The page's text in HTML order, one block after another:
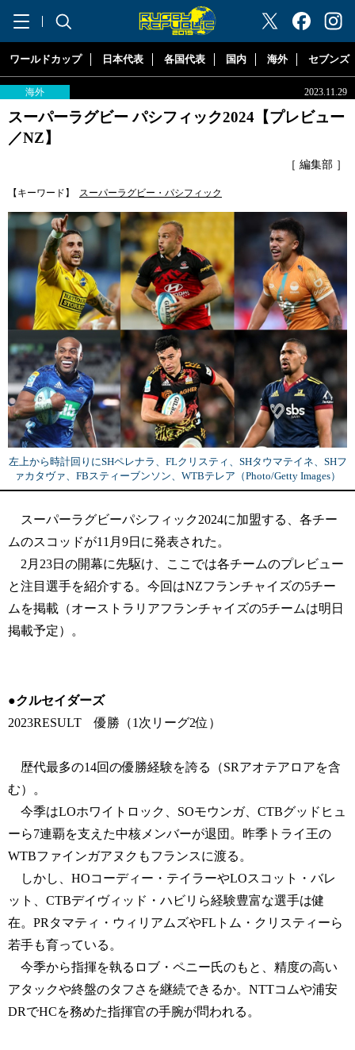
"ラグビーリパブリック"
ワールドカップ 日本代表 各国代表 国内 海外 セブンズ
海外 2023.11.29
スーパーラグビー パシフィック2024【プレビュー
／NZ】
［ 編集部 ］
【キーワード】 スーパーラグビー・パシフィック
左上から時計回りにSHペレナラ、FLクリスティ、SHタウマテイネ、SHフ
ァカタヴァ、FBスティーブンソン、WTBテレア（Photo/Getty Images）
スーパーラグビーパシフィック2024に加盟する、各チー
ムのスコッドが11月9日に発表された。
2月23日の開幕に先駆け、ここでは各チームのプレビュー
と注目選手を紹介する。今回はNZフランチャイズの5チー
ムを掲載（オーストラリアフランチャイズの5チームは明日
掲載予定）。
●クルセイダーズ
2023RESULT 優勝（1次リーグ2位）
歴代最多の14回の優勝経験を誇る（SRアオテアロアを含
む）。
今季はLOホワイトロック、SOモウンガ、CTBグッドヒュ
ーら7連覇を支えた中核メンバーが退団。昨季トライ王の
WTBファインガアヌクもフランスに渡る。
しかし、HOコーディー・テイラーやLOスコット・バレ
ット、CTBデイヴィッド・ハビリら経験豊富な選手は健
在。PRタマティ・ウィリアムズやFLトム・クリスティーら
若手も育っている。
今季から指揮を執るロブ・ペニー氏のもと、精度の高い
アタックや終盤のタフさを継続できるか。NTTコムや浦安
DRでHCを務めた指揮官の手腕が問われる。